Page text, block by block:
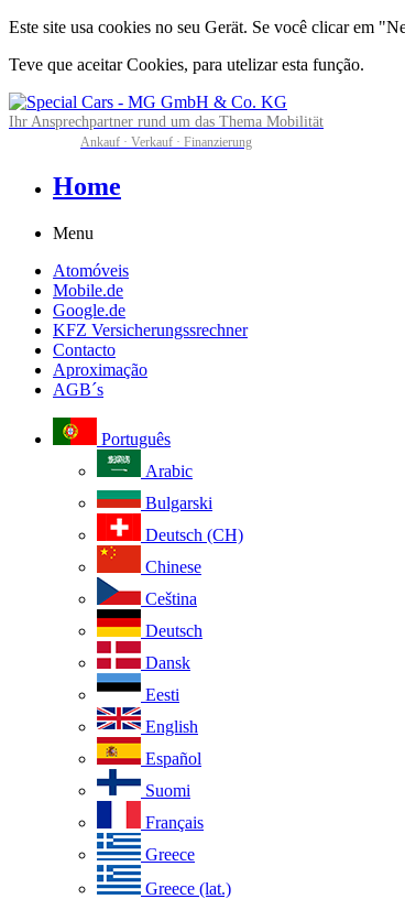
Este site usa cookies no seu Gerät. Se você clicar em
Teve que aceitar Cookies, para utelizar esta função.
Ihr Ansprechpartner rund um das Thema Mobilität
Ankauf · Verkauf · Finanzierung
Home
Menu
Atomóveis
Mobile.de
Google.de
KFZ Versicherungssrechner
Contacto
Aproximação
AGB´s
Português
Arabic
Bulgarski
Deutsch (CH)
Chinese
Ceština
Deutsch
Dansk
Eesti
English
Español
Suomi
Français
Greece
Greece (lat.)